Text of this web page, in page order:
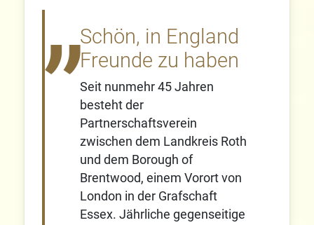
Schön, in England
Freunde zu haben
Seit nunmehr 45 Jahren
besteht der
Partnerschaftsverein
zwischen dem Landkreis Roth
und dem Borough of
Brentwood, einem Vorort von
London in der Grafschaft
Essex. Jährliche gegenseitige